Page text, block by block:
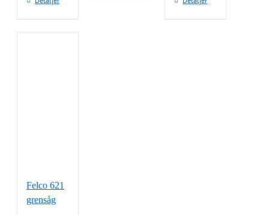
Felco 621
grensåg